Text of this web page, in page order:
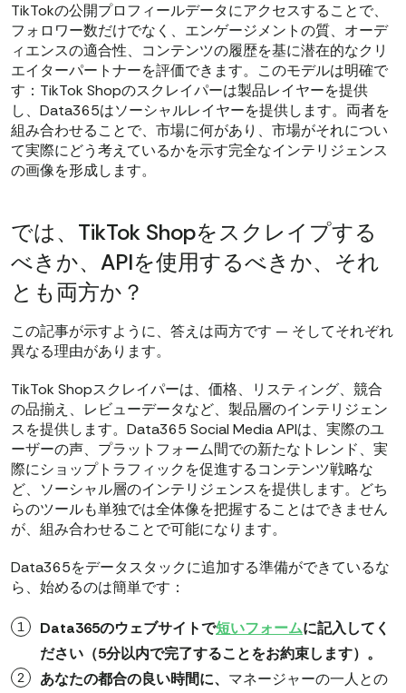
TikTokの公開プロフィールデータにアクセスすることで、
フォロワー数だけでなく、エンゲージメントの質、オーデ
ィエンスの適合性、コンテンツの履歴を基に潜在的なクリ
エイターパートナーを評価できます。このモデルは明確で
す：TikTok Shopのスクレイパーは製品レイヤーを提供
し、Data365はソーシャルレイヤーを提供します。両者を
組み合わせることで、市場に何があり、市場がそれについ
て実際にどう考えているかを示す完全なインテリジェンス
の画像を形成します。
では、TikTok Shopをスクレイプする
べきか、APIを使用するべきか、それ
とも両方か？
この記事が示すように、答えは両方です — そしてそれぞれ
異なる理由があります。
TikTok Shopスクレイパーは、価格、リスティング、競合
の品揃え、レビューデータなど、製品層のインテリジェン
スを提供します。Data365 Social Media APIは、実際のユ
ーザーの声、プラットフォーム間での新たなトレンド、実
際にショップトラフィックを促進するコンテンツ戦略な
ど、ソーシャル層のインテリジェンスを提供します。どち
らのツールも単独では全体像を把握することはできません
が、組み合わせることで可能になります。
Data365をデータスタックに追加する準備ができているな
ら、始めるのは簡単です：
Data365のウェブサイトで短いフォームに記入してく
ださい（5分以内で完了することをお約束します）。
あなたの都合の良い時間に、 マネージャーの一人との